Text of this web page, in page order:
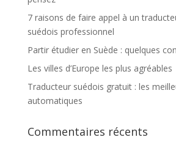
7 raisons de faire appel à un
suédois professionnel
Partir étudier en Suède : quelques
Les villes d’Europe les plus agréables
Traducteur suédois gratuit : les
automatiques
Commentaires récents